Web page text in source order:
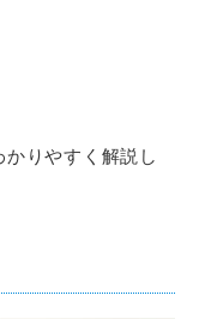
りやすく解説し